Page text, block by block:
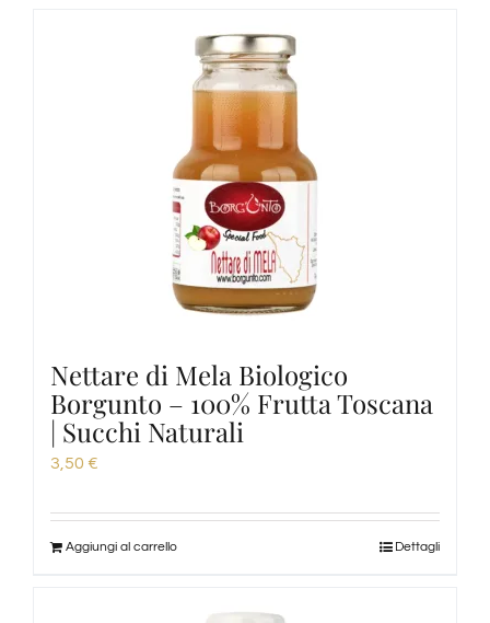
Nettare di Mela Biologico
Borgunto – 100% Frutta Toscana
| Succhi Naturali
3,50 €
Aggiungi al carrello Dettagli